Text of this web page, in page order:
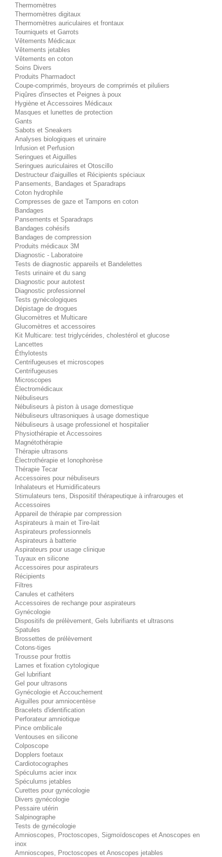
Thermomètres
Thermomètres digitaux
Thermomètres auriculaires et frontaux
Tourniquets et Garrots
Vêtements Médicaux
Vêtements jetables
Vêtements en coton
Soins Divers
Produits Pharmadoct
Coupe-comprimés, broyeurs de comprimés et piluliers
Piqûres d'insectes et Peignes à poux
Hygiène et Accessoires Médicaux
Masques et lunettes de protection
Gants
Sabots et Sneakers
Analyses biologiques et urinaire
Infusion et Perfusion
Seringues et Aiguilles
Seringues auriculaires et Otoscillo
Destructeur d'aiguilles et Récipients spéciaux
Pansements, Bandages et Sparadraps
Coton hydrophile
Compresses de gaze et Tampons en coton
Bandages
Pansements et Sparadraps
Bandages cohésifs
Bandages de compression
Produits médicaux 3M
Diagnostic - Laboratoire
Tests de diagnostic appareils et Bandelettes
Tests urinaire et du sang
Diagnostic pour autotest
Diagnostic professionnel
Tests gynécologiques
Dépistage de drogues
Glucomètres et Multicare
Glucomètres et accessoires
Kit Multicare: test triglycérides, cholestérol et glucose
Lancettes
Éthylotests
Centrifugeuses et microscopes
Centrifugeuses
Microscopes
Électromédicaux
Nébuliseurs
Nébuliseurs à piston à usage domestique
Nébuliseurs ultrasoniques à usage domestique
Nébuliseurs à usage professionel et hospitalier
Physiothérapie et Accessoires
Magnétothérapie
Thérapie ultrasons
Électrothérapie et Ionophorèse
Thérapie Tecar
Accessoires pour nébuliseurs
Inhalateurs et Humidificateurs
Stimulateurs tens, Dispositif thérapeutique à infrarouges et
Accessoires
Appareil de thérapie par compression
Aspirateurs à main et Tire-lait
Aspirateurs professionnels
Aspirateurs à batterie
Aspirateurs pour usage clinique
Tuyaux en silicone
Accessoires pour aspirateurs
Récipients
Filtres
Canules et cathéters
Accessoires de rechange pour aspirateurs
Gynécologie
Dispositifs de prélèvement, Gels lubrifiants et ultrasons
Spatules
Brossettes de prélèvement
Cotons-tiges
Trousse pour frottis
Lames et fixation cytologique
Gel lubrifiant
Gel pour ultrasons
Gynécologie et Accouchement
Aiguilles pour amniocentèse
Bracelets d'identification
Perforateur amniotique
Pince ombilicale
Ventouses en silicone
Colposcope
Dopplers foetaux
Cardiotocographes
Spéculums acier inox
Spéculums jetables
Curettes pour gynécologie
Divers gynécologie
Pessaire utérin
Salpinographe
Tests de gynécologie
Amnioscopes, Proctoscopes, Sigmoïdoscopes et Anoscopes en
inox
Amnioscopes, Proctoscopes et Anoscopes jetables